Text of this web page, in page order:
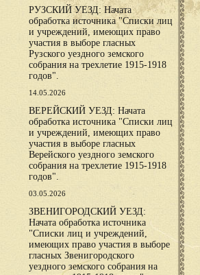
РУЗСКИЙ УЕЗД: Начата
обработка источника "Списки лиц
и учреждений, имеющих право
участия в выборе гласных
Рузского уездного земского
собрания на трехлетие 1915-1918
годов".
14.05.2026
ВЕРЕЙСКИЙ УЕЗД: Начата
обработка источника "Списки лиц
и учреждений, имеющих право
участия в выборе гласных
Верейского уездного земского
собрания на трехлетие 1915-1918
годов".
03.05.2026
ЗВЕНИГОРОДСКИЙ УЕЗД:
Начата обработка источника
"Списки лиц и учреждений,
имеющих право участия в выборе
гласных Звенигородского
уездного земского собрания на